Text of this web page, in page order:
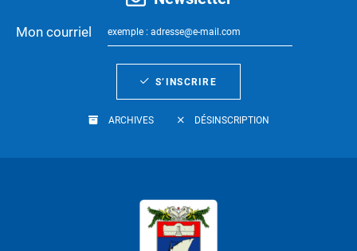
Mon courriel
S’INSCRIRE
ARCHIVES DÉSINSCRIPTION